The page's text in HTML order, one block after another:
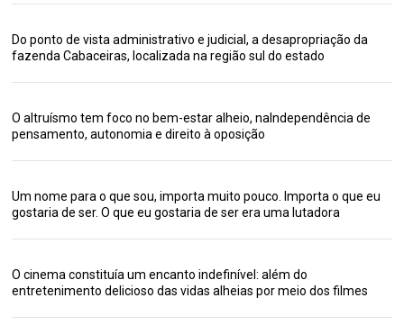
Do ponto de vista administrativo e judicial, a desapropriação da
fazenda Cabaceiras, localizada na região sul do estado
O altruísmo tem foco no bem-estar alheio, naIndependência de
pensamento, autonomia e direito à oposição
Um nome para o que sou, importa muito pouco. Importa o que eu
gostaria de ser. O que eu gostaria de ser era uma lutadora
O cinema constituía um encanto indefinível: além do
entretenimento delicioso das vidas alheias por meio dos filmes